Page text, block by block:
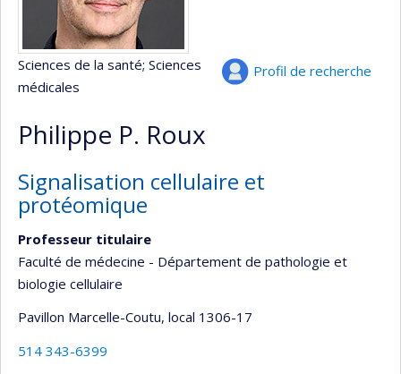
Profil de recherche
Sciences de la santé; Sciences
médicales
Philippe P. Roux
Signalisation cellulaire et
protéomique
Professeur titulaire
Faculté de médecine - Département de pathologie et
biologie cellulaire
Pavillon Marcelle-Coutu, local 1306-17
514 343-6399